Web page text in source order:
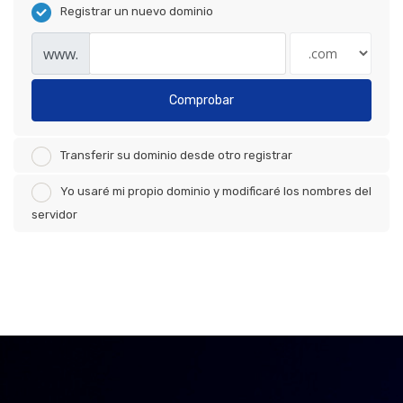
Registrar un nuevo dominio
www.
Comprobar
Transferir su dominio desde otro registrar
Yo usaré mi propio dominio y modificaré los nombres del
servidor